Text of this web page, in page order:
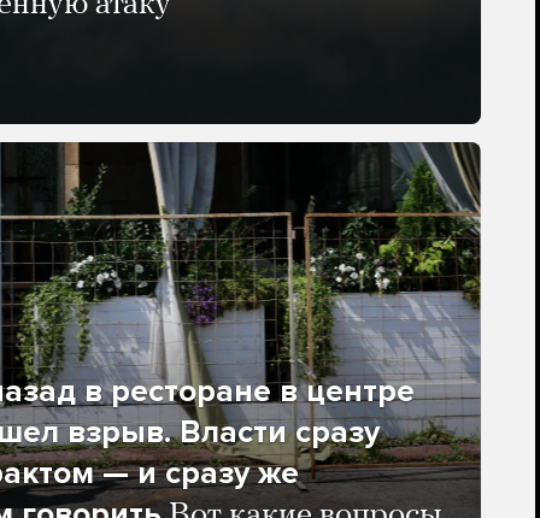
в ресторане в центре
взрыв. Власти сразу
— и сразу же